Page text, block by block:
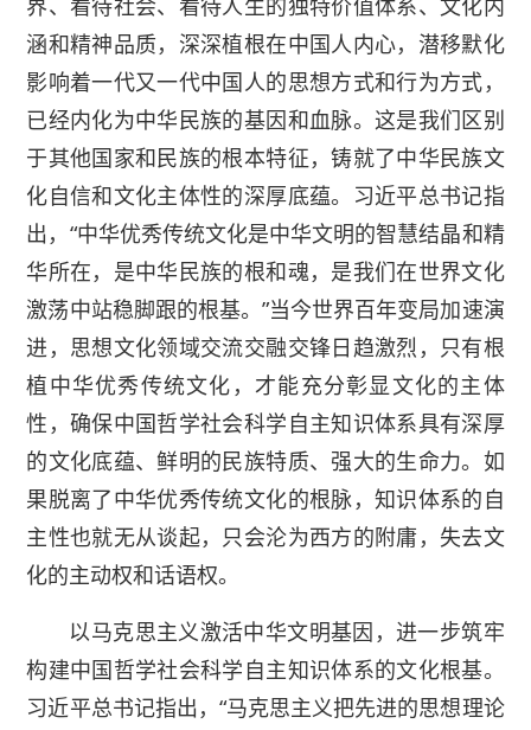
界、看待社会、看待人生的独特价值体系、文化内
涵和精神品质，深深植根在中国人内心，潜移默化
影响着一代又一代中国人的思想方式和行为方式，
已经内化为中华民族的基因和血脉。这是我们区别
于其他国家和民族的根本特征，铸就了中华民族文
化自信和文化主体性的深厚底蕴。习近平总书记指
出，“中华优秀传统文化是中华文明的智慧结晶和精
华所在，是中华民族的根和魂，是我们在世界文化
激荡中站稳脚跟的根基。”当今世界百年变局加速演
进，思想文化领域交流交融交锋日趋激烈，只有根
植中华优秀传统文化，才能充分彰显文化的主体
性，确保中国哲学社会科学自主知识体系具有深厚
的文化底蕴、鲜明的民族特质、强大的生命力。如
果脱离了中华优秀传统文化的根脉，知识体系的自
主性也就无从谈起，只会沦为西方的附庸，失去文
化的主动权和话语权。
以马克思主义激活中华文明基因，进一步筑牢
构建中国哲学社会科学自主知识体系的文化根基。
习近平总书记指出，“马克思主义把先进的思想理论